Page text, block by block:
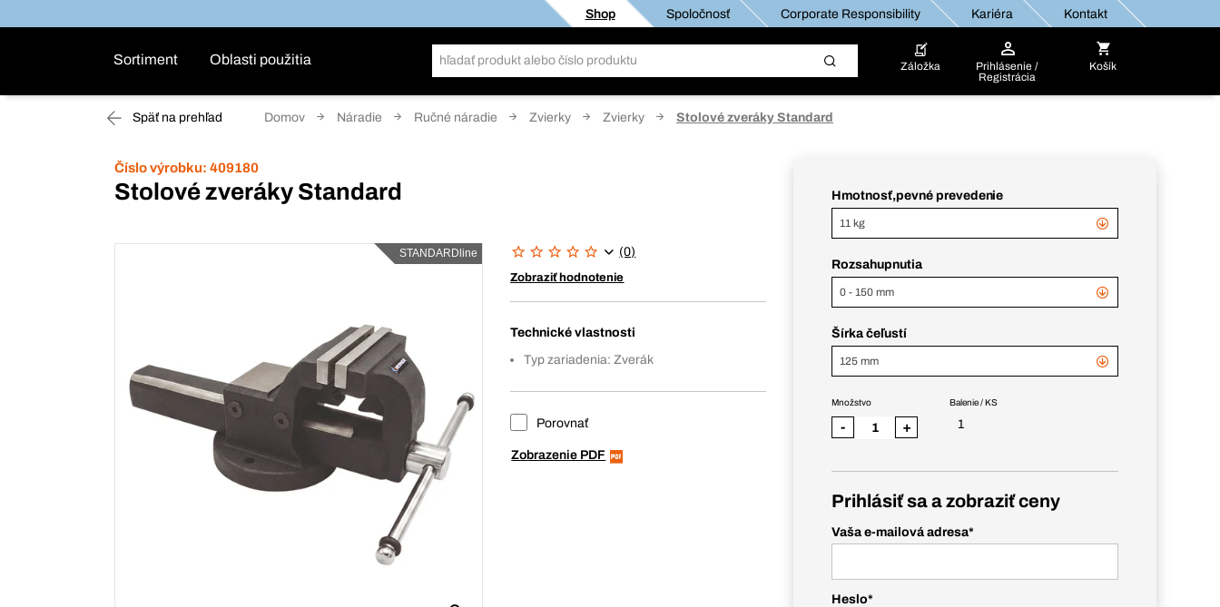
Shop Spoločnosť Corporate Responsibility Kariéra Kontakt
Sortiment Oblasti použitia Záložka
Prihlásenie /
Registrácia
Košík
Späť na prehľad Domov Náradie Ručné náradie Zvierky Zvierky Stolové zveráky Standard
Číslo výrobku: 409180
Stolové zveráky Standard
STANDARDline (0)
Zobraziť hodnotenie
Technické vlastnosti
Typ zariadenia: Zverák
Porovnať
Zobrazenie PDF
Hmotnosť,pevné prevedenie
11 kg
Rozsahupnutia
0 - 150 mm
Šírka čeľustí
125 mm
Balenie / KS
1
Množstvo
- +
Prihlásiť sa a zobraziť ceny
Vaša e-mailová adresa*
Heslo*